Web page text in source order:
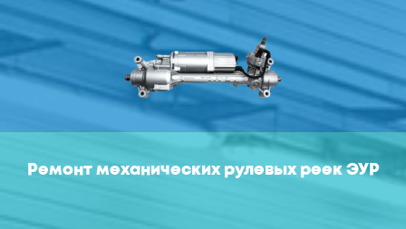
Ремонт механических рулевых реек ЭУР